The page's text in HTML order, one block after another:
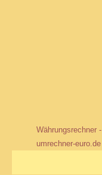
Währungsrechner -
umrechner-euro.de